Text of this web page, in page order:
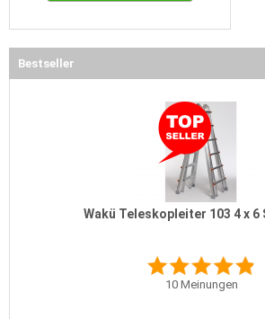
Bestseller
Wakü Teleskopleiter 103 4 x 6
10Meinungen